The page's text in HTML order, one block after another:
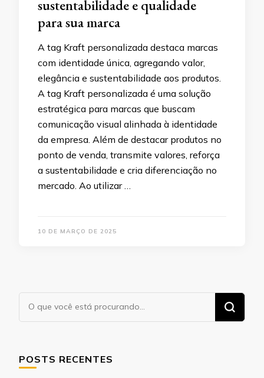
sustentabilidade e qualidade
para sua marca
A tag Kraft personalizada destaca marcas
com identidade única, agregando valor,
elegância e sustentabilidade aos produtos.
A tag Kraft personalizada é uma solução
estratégica para marcas que buscam
comunicação visual alinhada à identidade
da empresa. Além de destacar produtos no
ponto de venda, transmite valores, reforça
a sustentabilidade e cria diferenciação no
mercado. Ao utilizar …
10 DE MARÇO DE 2025
Procurando
algo?
POSTS RECENTES